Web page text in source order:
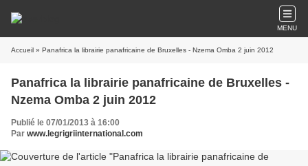
MENU
Accueil » Panafrica la librairie panafricaine de Bruxelles - Nzema Omba 2 juin 2012
Panafrica la librairie panafricaine de Bruxelles -
Nzema Omba 2 juin 2012
Publié le 07/01/2013 à 16:00
Par www.legrigriinternational.com